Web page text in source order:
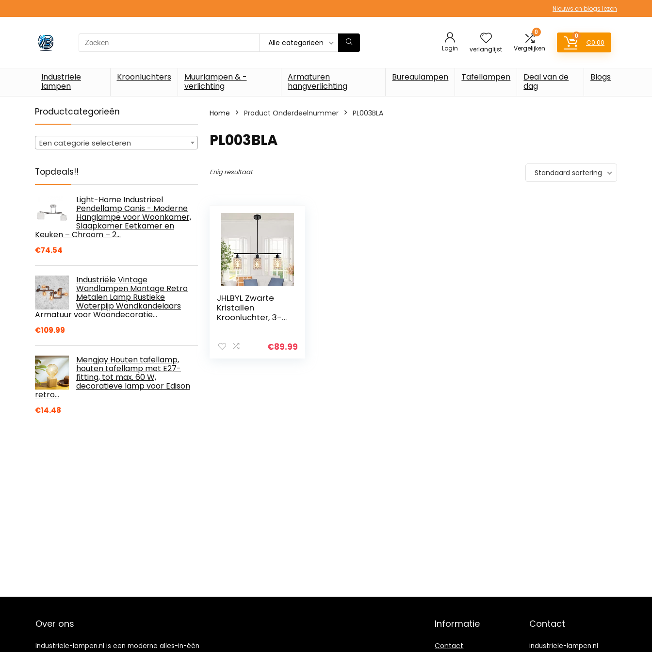
Nieuws en blogs lezen
Search
for:
Alle categorieën
Login verlanglijst
0
Vergelijken
0
€0.00
Industriele
lampen
Kroonluchters
Muurlampen & -
verlichting
Armaturen
hangverlichting
Bureaulampen Tafellampen
Deal van de
dag
Blogs
Productcategorieën
Een categorie selecteren
Topdeals!!
Light-Home Industrieel
Pendellamp Canis - Moderne
Hanglampe voor Woonkamer,
Slaapkamer Eetkamer en
Keuken – Chroom – 2…
€74.54
Industriële Vintage
Wandlampen Montage Retro
Metalen Lamp Rustieke
Waterpijp Wandkandelaars
Armatuur voor Woondecoratie…
€109.99
Mengjay Houten tafellamp,
houten tafellamp met E27-
fitting, tot max. 60 W,
decoratieve lamp voor Edison
retro…
€14.48
Home Product Onderdeelnummer ‎PL003BLA
‎PL003BLA
Enig resultaat Standaard sortering
JHLBYL Zwarte
Kristallen
Kroonluchter, 3-
Industriële
€89.99
Over ons
Industriele-lampen.nl is een moderne alles-in-één
Informatie
Contact
Contact
industriele-lampen.nl